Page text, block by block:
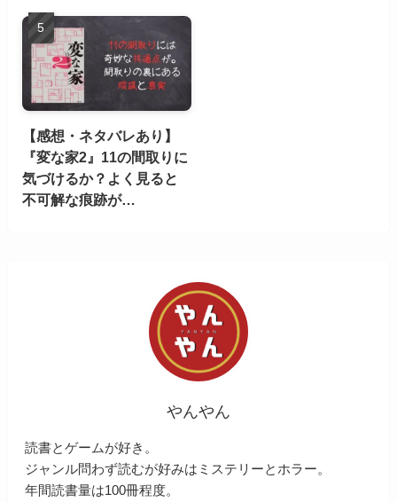
【感想・ネタバレあり】
『変な家2』11の間取りに
気づけるか？よく見ると
不可解な痕跡が…
やんやん
読書とゲームが好き。
ジャンル問わず読むが好みはミステリーとホラー。
年間読書量は100冊程度。